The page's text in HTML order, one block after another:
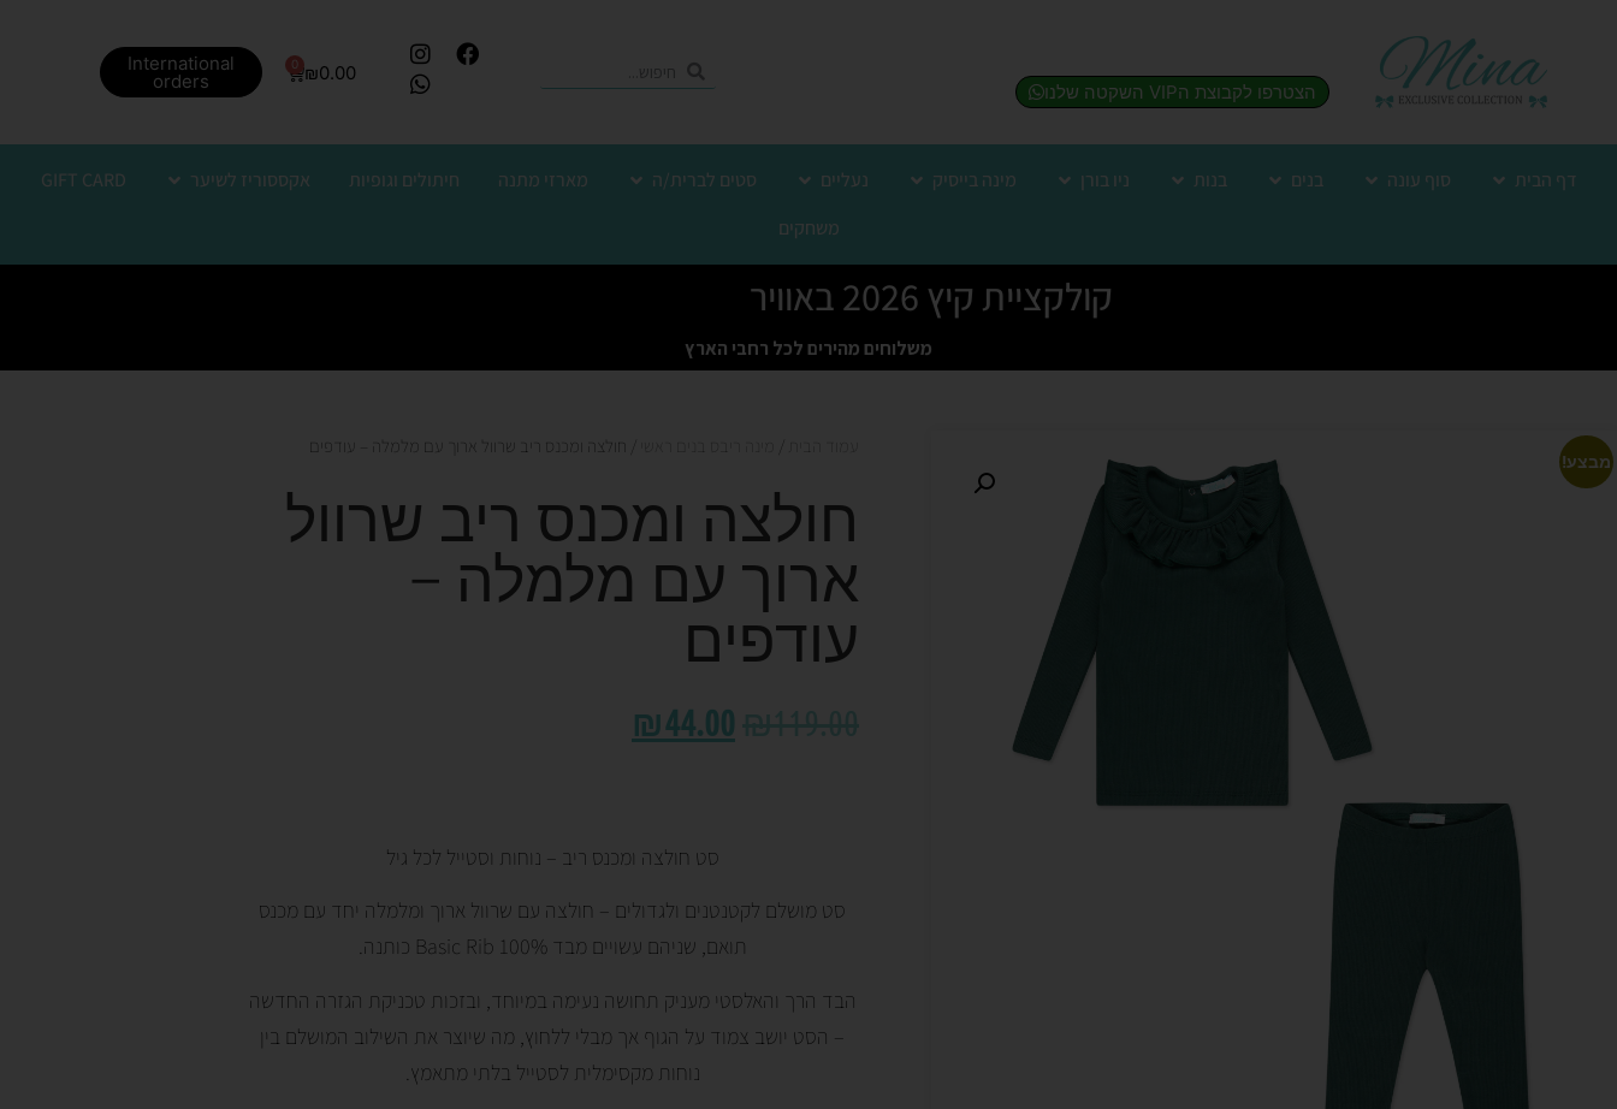
הצטרפו לקבוצת הVIP השקטה שלנו
₪0.00
0
International
orders
דף הבית סוף עונה בנים בנות ניו בורן מינה בייסיק נעליים סטים לברית/ה מארזי מתנה חיתולים וגופיות אקססוריז לשיער
GIFT CARD
משחקים
קולקציית קיץ 2026 באוויר
משלוחים מהירים לכל רחבי הארץ
מבצע!
עמוד הבית מינה ריבס בנים ראשי / חולצה ומכנס ריב שרוול ארוך עם מלמלה – עודפים
חולצה ומכנס ריב שרוול
ארוך עם מלמלה –
עודפים
₪44.00
סט חולצה ומכנס ריב – נוחות וסטייל לכל גיל
סט מושלם לקטנטנים ולגדולים – חולצה עם שרוול ארוך ומלמלה יחד עם מכנס
תואם, שניהם עשויים מבד Basic Rib 100% כותנה.
הבד הרך והאלסטי מעניק תחושה נעימה במיוחד, ובזכות טכניקת הגזרה החדשה
– הסט יושב צמוד על הגוף אך מבלי ללחוץ, מה שיוצר את השילוב המושלם בין
נוחות מקסימלית לסטייל בלתי מתאמץ.